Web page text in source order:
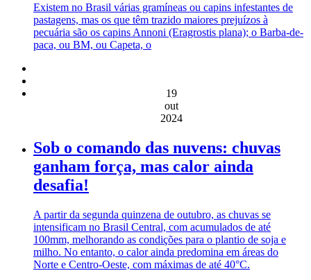
Existem no Brasil várias gramíneas ou capins infestantes de
pastagens, mas os que têm trazido maiores prejuízos à
pecuária são os capins Annoni (Eragrostis plana); o Barba-de-
paca, ou BM, ou Capeta, o
19
out
2024
Sob o comando das nuvens: chuvas
ganham força, mas calor ainda
desafia!
A partir da segunda quinzena de outubro, as chuvas se
intensificam no Brasil Central, com acumulados de até
100mm, melhorando as condições para o plantio de soja e
milho. No entanto, o calor ainda predomina em áreas do
Norte e Centro-Oeste, com máximas de até 40°C.